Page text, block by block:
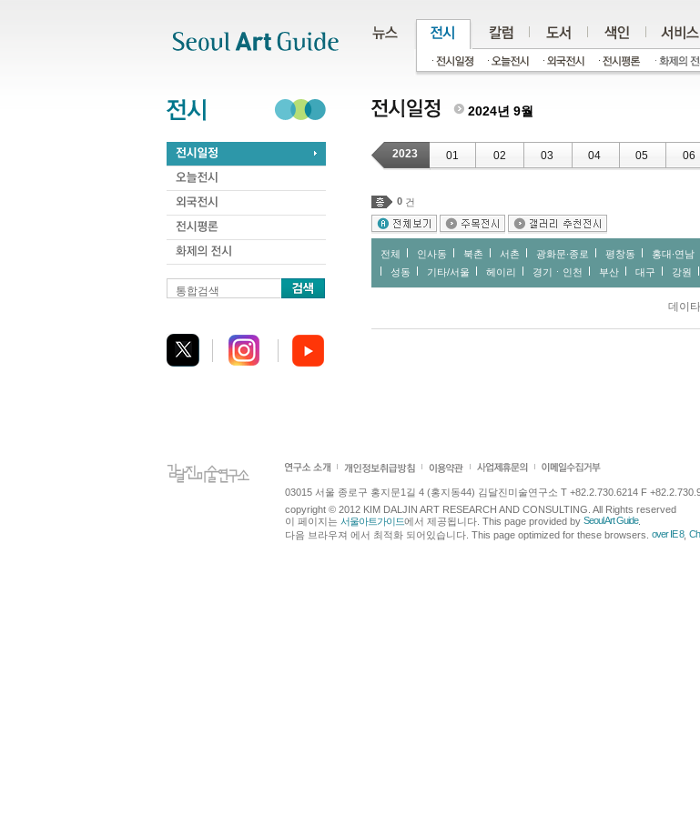
통합검색
2024년 9월
2023 01 02 03 04 05 06
0 건
전체 인사동 북촌 서촌 광화문∙종로 평창동 홍대∙연남
성동
기타/서울 헤이리 경기ㆍ인천 부산 대구 강원
데이
03015 서울 종로구 홍지문1길 4 (홍지동44) 김달진미술연구소 T +82.2.730.6214 F
copyright © 2012 KIM DALJIN ART RESEARCH AND CONSULTING. All Rights reserved
이 페이지는 서울아트가이드에서 제공됩니다. This page provided by Seoul Art Guide.
다음 브라우져 에서 최적화 되어있습니다. This page optimized for these browsers. over IE 8,